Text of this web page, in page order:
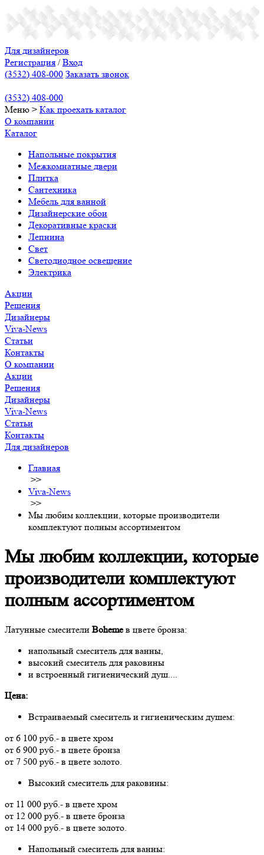
Для дизайнеров
Регистрация /Вход
(3532) 408-000 Заказать звонок
(3532) 408-000
Меню > Как проехать каталог
О компании
Каталог
Напольные покрытия
Межкомнатные двери
Плитка
Сантехника
Мебель для ванной
Дизайнерские обои
Декоративные краски
Лепнина
Свет
Светодиодное освещение
Электрика
Акции
Решения
Дизайнеры
Viva-News
Статьи
Контакты
О компании
Акции
Решения
Дизайнеры
Viva-News
Статьи
Контакты
Для дизайнеров
Главная
>>
Viva-News
>>
Мы любим коллекции, которые производители
комплектуют полным ассортиментом
Мы любим коллекции, которые
производители комплектуют
полным ассортиментом
Латунные смесители Bohemeв цвете бронза:
напольный смеситель для ванны,
высокий смеситель для раковины
и встроенный гигиенический душ....
Цена:
Встраиваемый смеситель и гигиеническим душем:
от 6 100 руб.- в цвете хром
от 6 900 руб.- в цвете бронза
от 7 500 руб.- в цвете золото.
Высокий смеситель для раковины:
от 11 000 руб.- в цвете хром
от 12 000 руб.- в цвете бронза
от 14 000 руб.- в цвете золото.
Напольный смеситель для ванны: